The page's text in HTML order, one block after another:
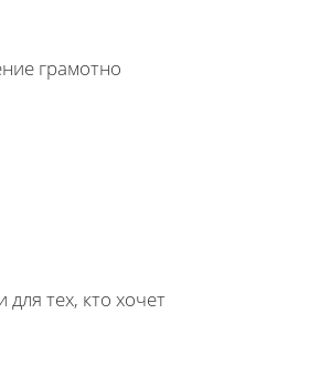
грамотно
тех, кто хочет